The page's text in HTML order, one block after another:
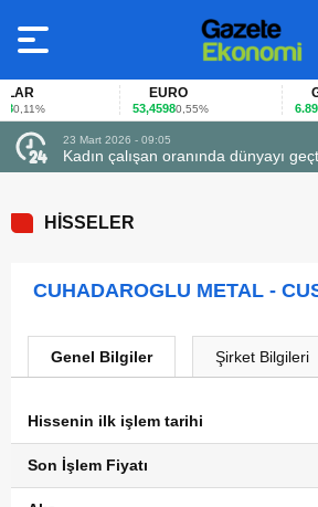
0,11%
EURO
53,45980,55%
23 Mart 2026 - 09:05
Kadın çalışan oranında dünyayı
HİSSELER
CUHADAROGLU METAL -
Genel Bilgiler Şirket Bilgileri
Hissenin ilk işlem tarihi
Son İşlem Fiyatı